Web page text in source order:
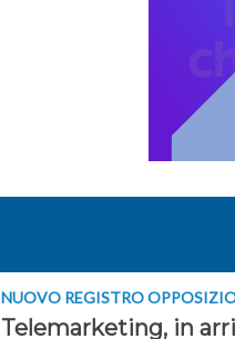
NUOVO REGISTRO
Telemarketing, in